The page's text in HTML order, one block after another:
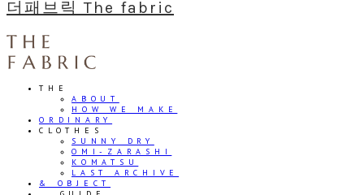
더패브릭 The fabric
THE
ABOUT
HOW WE MAKE
ORDINARY
CLOTHES
SUNNY DRY
OMI-ZARASHI
KOMATSU
LAST ARCHIVE
& OBJECT